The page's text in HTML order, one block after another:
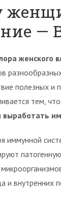
—
женского
полезных и
тем,
выработать
иммунной
и внутренних